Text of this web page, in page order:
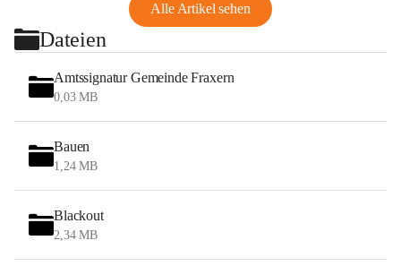
Alle Artikel sehen
Dateien
Amtssignatur Gemeinde Fraxern
0,03 MB
Bauen
1,24 MB
Blackout
2,34 MB